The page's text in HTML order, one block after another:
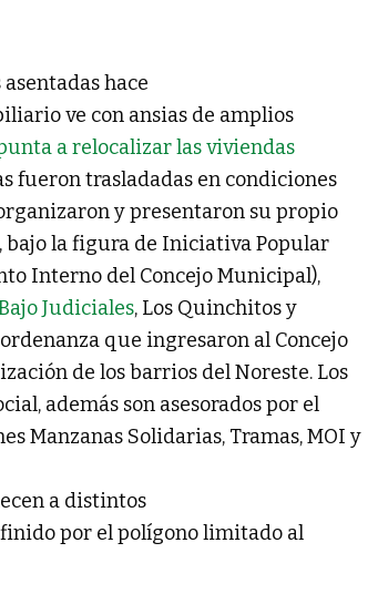
hace
ve con ansias de amplios
a relocalizar las viviendas
fueron trasladadas en condiciones
y presentaron su propio
bajo la figura de Iniciativa Popular
Interno del Concejo Municipal),
Judiciales, Los Quinchitos y
que ingresaron al Concejo
de los barrios del Noreste. Los
además son asesorados por el
Manzanas Solidarias, Tramas, MOI y
a distintos
por el polígono limitado al